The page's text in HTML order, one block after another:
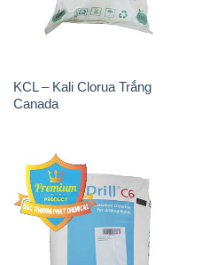
KCL – Kali Clorua Trắng
Canada